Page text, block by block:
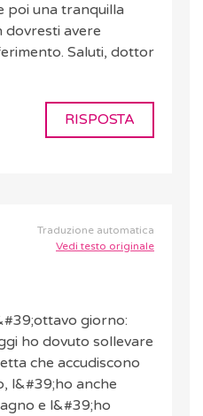
poi una tranquilla
avere
Saluti, dottor
RISPOSTA
Traduzione automatica
Vedi testo originale
giorno:
ho dovuto sollevare
che accudiscono
l&#39;ho anche
e l&#39;ho